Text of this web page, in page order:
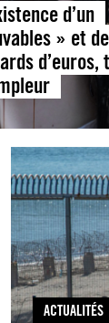
d’un
» et
d’euros,
ACTUALITÉS